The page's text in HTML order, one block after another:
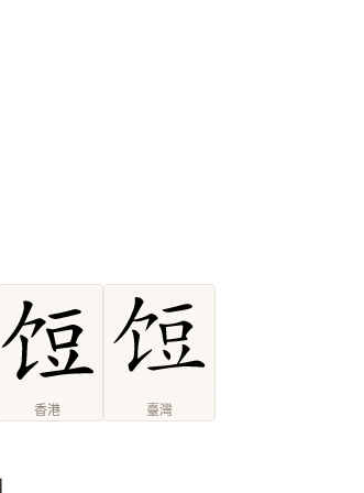
香港 臺灣